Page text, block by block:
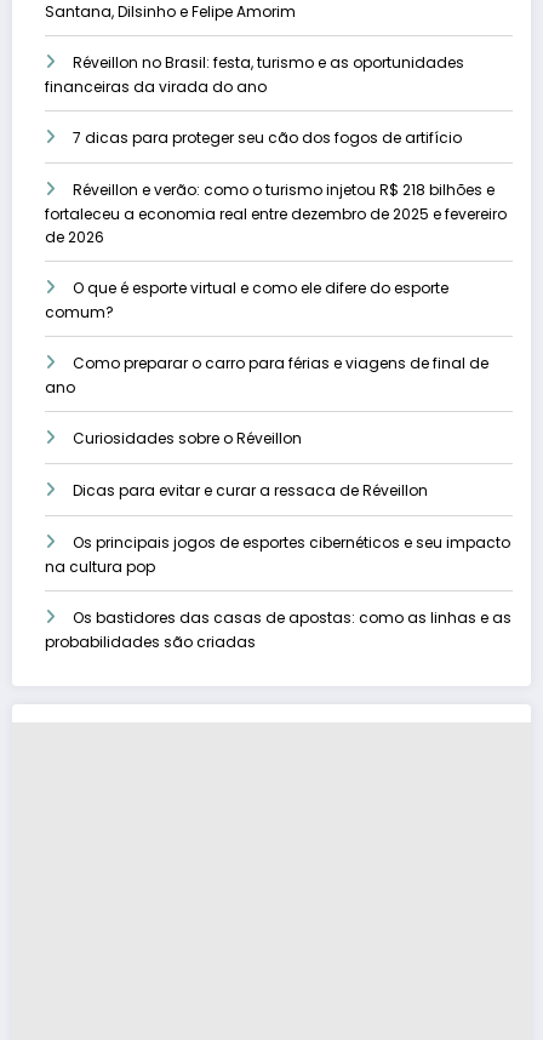
Santana, Dilsinho e Felipe Amorim
Réveillon no Brasil: festa, turismo e as oportunidades
financeiras da virada do ano
7 dicas para proteger seu cão dos fogos de artifício
Réveillon e verão: como o turismo injetou R$ 218 bilhões e
fortaleceu a economia real entre dezembro de 2025 e fevereiro
de 2026
O que é esporte virtual e como ele difere do esporte
comum?
Como preparar o carro para férias e viagens de final de
ano
Curiosidades sobre o Réveillon
Dicas para evitar e curar a ressaca de Réveillon
Os principais jogos de esportes cibernéticos e seu impacto
na cultura pop
Os bastidores das casas de apostas: como as linhas e as
probabilidades são criadas